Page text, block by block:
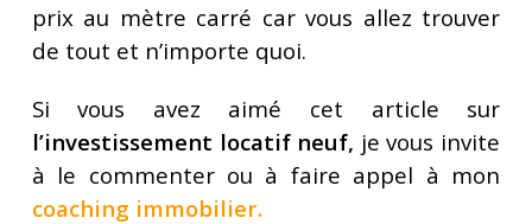
prix au mètre carré car vous allez trouver
de tout et n’importe quoi.
Si vous avez aimé cet article sur
l’investissement locatif neuf, je vous invite
à le commenter ou à faire appel à mon
coaching immobilier.